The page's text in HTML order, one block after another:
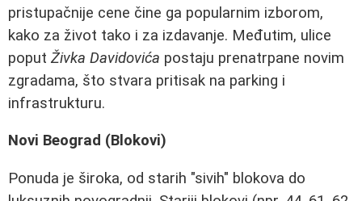
pristupačnije cene čine ga popularnim izborom,
kako za život tako i za izdavanje. Međutim, ulice
poput Živka Davidovića postaju prenatrpane novim
zgradama, što stvara pritisak na parking i
infrastrukturu.
Novi Beograd (Blokovi)
Ponuda je široka, od starih "sivih" blokova do